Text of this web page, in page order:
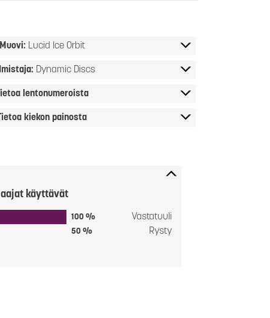
Muovi: Lucid Ice Orbit
Dynamic Discs
lentonumeroista
kiekon painosta
käyttävät
100 % Vastatuuli
50 % Rysty